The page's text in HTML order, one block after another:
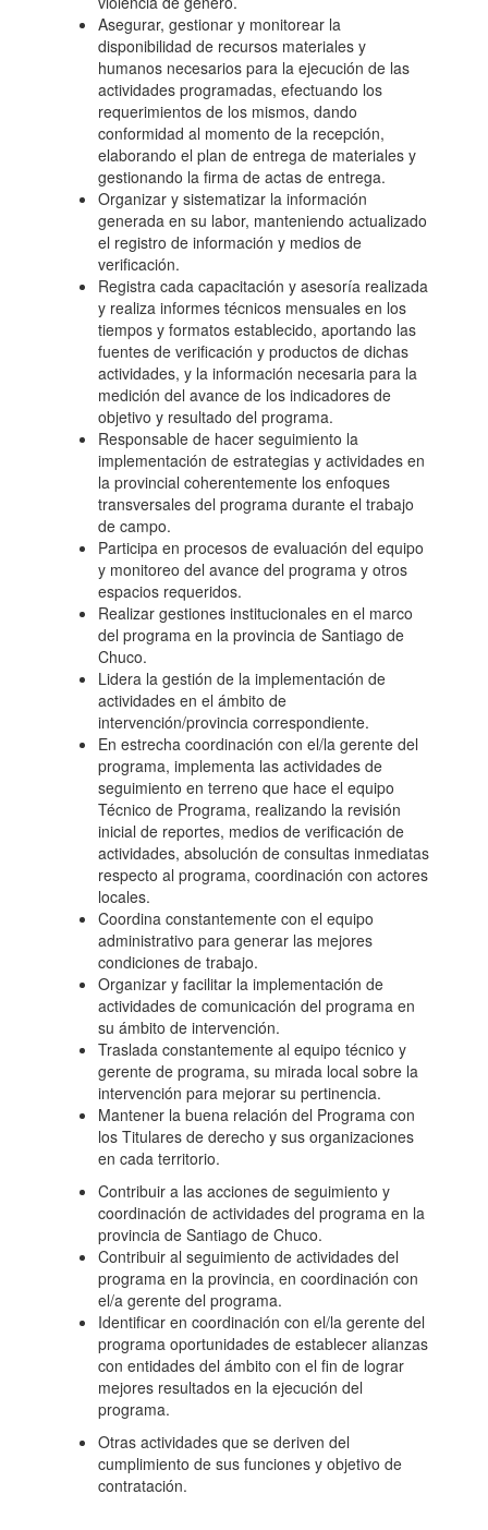
Asegurar, gestionar y monitorear la
disponibilidad de recursos materiales y
humanos necesarios para la ejecución de las
actividades programadas, efectuando los
requerimientos de los mismos, dando
conformidad al momento de la recepción,
elaborando el plan de entrega de materiales y
gestionando la firma de actas de entrega.
Organizar y sistematizar la información
generada en su labor, manteniendo actualizado
el registro de información y medios de
verificación.
Registra cada capacitación y asesoría realizada
y realiza informes técnicos mensuales en los
tiempos y formatos establecido, aportando las
fuentes de verificación y productos de dichas
actividades, y la información necesaria para la
medición del avance de los indicadores de
objetivo y resultado del programa.
Responsable de hacer seguimiento la
implementación de estrategias y actividades en
la provincial coherentemente los enfoques
transversales del programa durante el trabajo
de campo.
Participa en procesos de evaluación del equipo
y monitoreo del avance del programa y otros
espacios requeridos.
Realizar gestiones institucionales en el marco
del programa en la provincia de Santiago de
Chuco.
Lidera la gestión de la implementación de
actividades en el ámbito de
intervención/provincia correspondiente.
En estrecha coordinación con el/la gerente del
programa, implementa las actividades de
seguimiento en terreno que hace el equipo
Técnico de Programa, realizando la revisión
inicial de reportes, medios de verificación de
actividades, absolución de consultas inmediatas
respecto al programa, coordinación con actores
locales.
Coordina constantemente con el equipo
administrativo para generar las mejores
condiciones de trabajo.
Organizar y facilitar la implementación de
actividades de comunicación del programa en
su ámbito de intervención.
Traslada constantemente al equipo técnico y
gerente de programa, su mirada local sobre la
intervención para mejorar su pertinencia.
Mantener la buena relación del Programa con
los Titulares de derecho y sus organizaciones
en cada territorio.
Contribuir a las acciones de seguimiento y
coordinación de actividades del programa en la
provincia de Santiago de Chuco.
Contribuir al seguimiento de actividades del
programa en la provincia, en coordinación con
el/a gerente del programa.
Identificar en coordinación con el/la gerente del
programa oportunidades de establecer alianzas
con entidades del ámbito con el fin de lograr
mejores resultados en la ejecución del
programa.
Otras actividades que se deriven del
cumplimiento de sus funciones y objetivo de
contratación.